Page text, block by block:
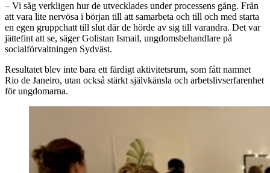
– Vi såg verkligen hur de utvecklades under processens gång. Från
att vara lite nervösa i början till att samarbeta och till och med starta
en egen gruppchatt till slut där de hörde av sig till varandra. Det var
jättefint att se, säger Golistan Ismail, ungdomsbehandlare på
socialförvaltningen Sydväst.
Resultatet blev inte bara ett färdigt aktivitetsrum, som fått namnet
Rio de Janeiro, utan också stärkt självkänsla och arbetslivserfarenhet
för ungdomarna.